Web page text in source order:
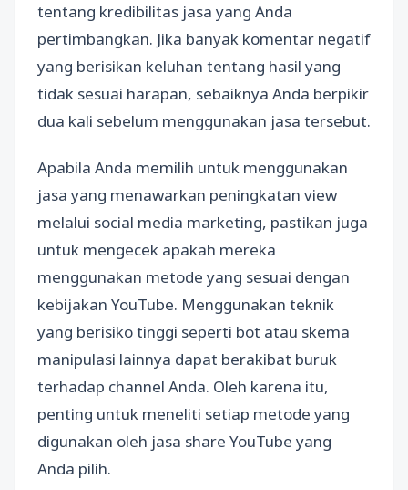
tentang kredibilitas jasa yang Anda
pertimbangkan. Jika banyak komentar negatif
yang berisikan keluhan tentang hasil yang
tidak sesuai harapan, sebaiknya Anda berpikir
dua kali sebelum menggunakan jasa tersebut.
Apabila Anda memilih untuk menggunakan
jasa yang menawarkan peningkatan view
melalui social media marketing, pastikan juga
untuk mengecek apakah mereka
menggunakan metode yang sesuai dengan
kebijakan YouTube. Menggunakan teknik
yang berisiko tinggi seperti bot atau skema
manipulasi lainnya dapat berakibat buruk
terhadap channel Anda. Oleh karena itu,
penting untuk meneliti setiap metode yang
digunakan oleh jasa share YouTube yang
Anda pilih.